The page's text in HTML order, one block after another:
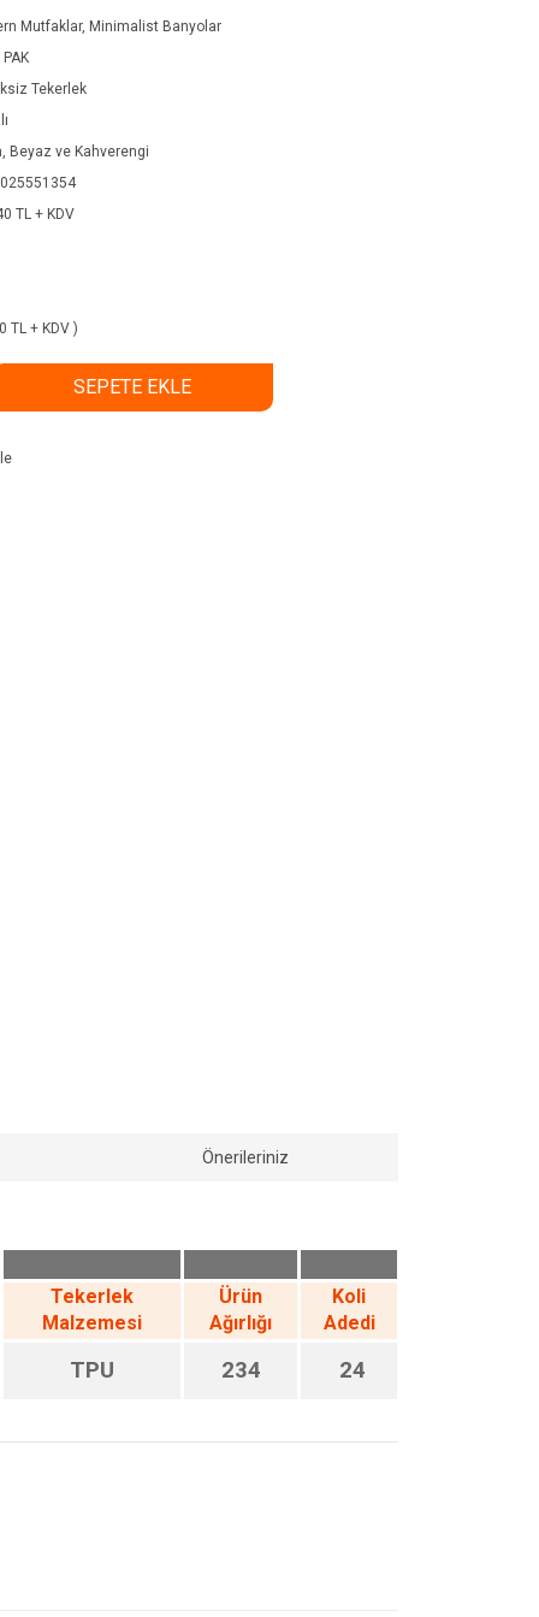
Mutfaklar, Minimalist Banyolar
Tekerlek
Beyaz ve Kahverengi
TL + KDV
TL + KDV )
SEPETE EKLE
Önerileriniz
Tekerlek
Malzemesi
Ürün
Ağırlığı
Koli
Adedi
TPU 234 24